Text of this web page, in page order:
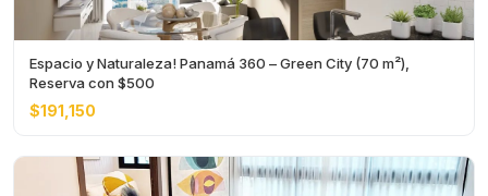
Espacio y Naturaleza! Panamá 360 – Green City (70 m²),
Reserva con $500
$191,150